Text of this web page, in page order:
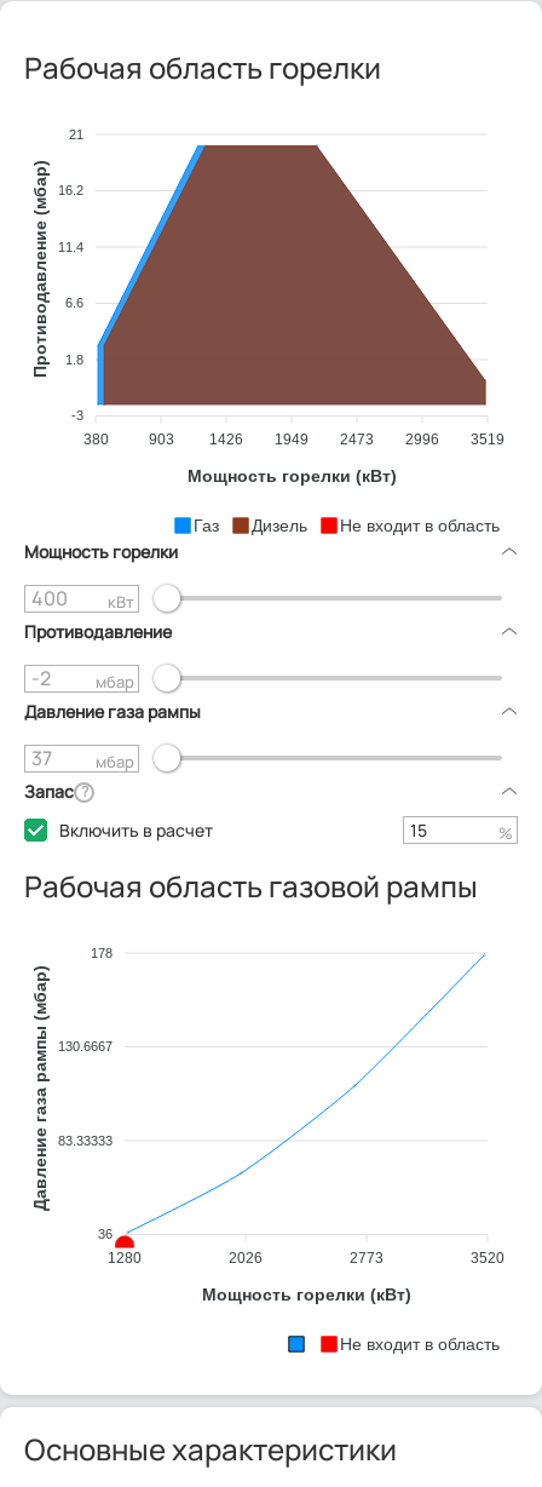
Рабочая область горелки
21
16.2
11.4
6.6
1.8
-3
Противодавление (мбар)
380 903 1426 1949 2473 2996 3519
Мощность горелки (кВт)
Газ Дизель Не входит в область
Рабочая область газовой рампы
178
130.6667
83.33333
36
Давление газа рампы (мбар)
1280 2026 2773 3520
Мощность горелки (кВт)
Не входит в область
Мощность горелки
кВт
Противодавление
мбар
Давление газа рампы
мбар
Запас ?
Включить в расчет %
Основные характеристики